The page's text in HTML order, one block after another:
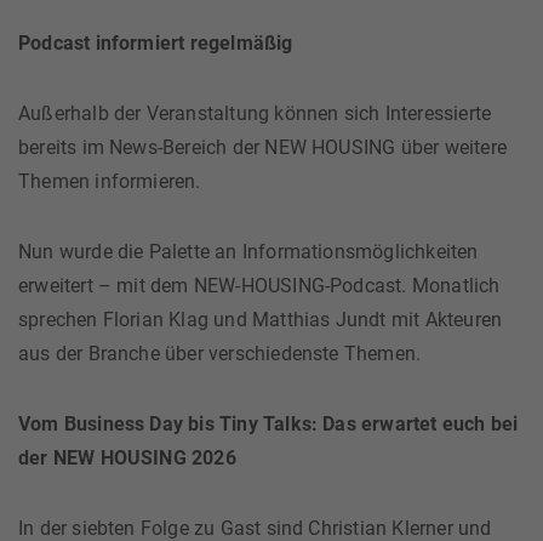
Podcast informiert regelmäßig
Außerhalb der Veranstaltung können sich Interessierte
bereits im News-Bereich der NEW HOUSING über weitere
Themen informieren.
Nun wurde die Palette an Informationsmöglichkeiten
erweitert – mit dem NEW-HOUSING-Podcast. Monatlich
sprechen Florian Klag und Matthias Jundt mit Akteuren
aus der Branche über verschiedenste Themen.
Vom Business Day bis Tiny Talks: Das erwartet euch bei
der NEW HOUSING 2026
In der siebten Folge zu Gast sind Christian Klerner und